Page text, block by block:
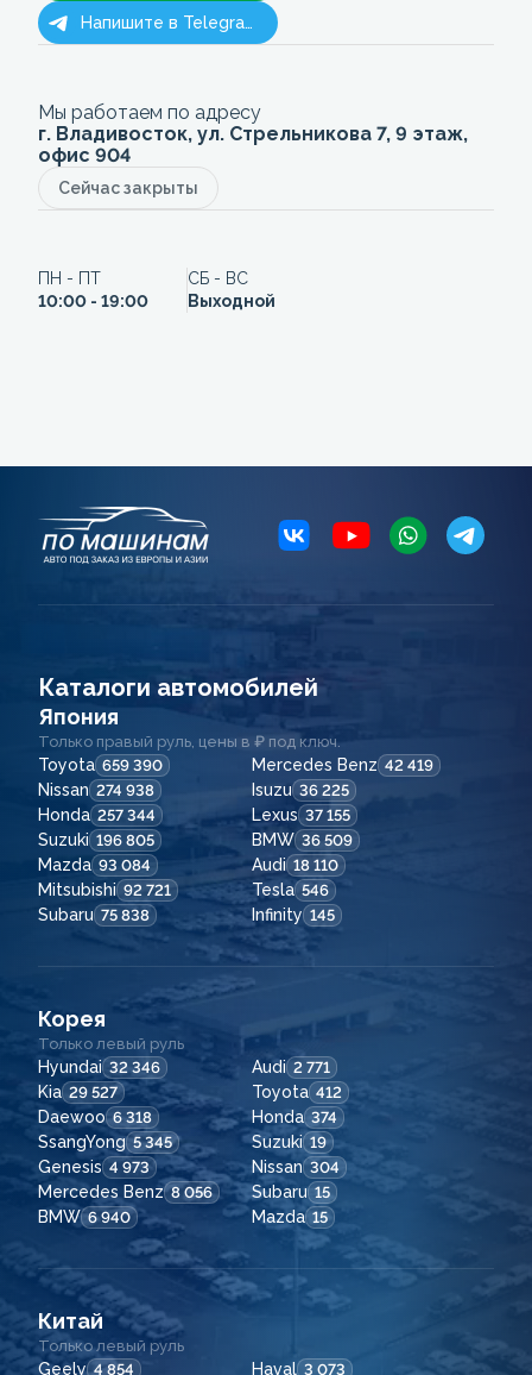
Напишите в Telegram
Мы работаем по адресу
г. Владивосток, ул. Стрельникова 7, 9 этаж,
офис 904
Сейчас закрыты
ПН - ПТ
10:00 - 19:00
СБ - ВС
Выходной
Каталоги автомобилей
Япония
Только правый руль, цены в ₽ под ключ.
Toyota 659 390 Mercedes Benz 42 419
Nissan 274 938 Isuzu 36 225
Honda 257 344 Lexus 37 155
Suzuki 196 805 BMW 36 509
Mazda 93 084 Audi 18 110
Mitsubishi 92 721 Tesla 546
Subaru 75 838 Infinity 145
Корея
Только левый руль
Hyundai 32 346 Audi 2 771
Kia 29 527 Toyota 412
Daewoo 6 318 Honda 374
SsangYong 5 345 Suzuki 19
Genesis 4 973 Nissan 304
Mercedes Benz 8 056 Subaru 15
BMW 6 940 Mazda 15
Китай
Только левый руль
Geely 4 854 Haval 3 073